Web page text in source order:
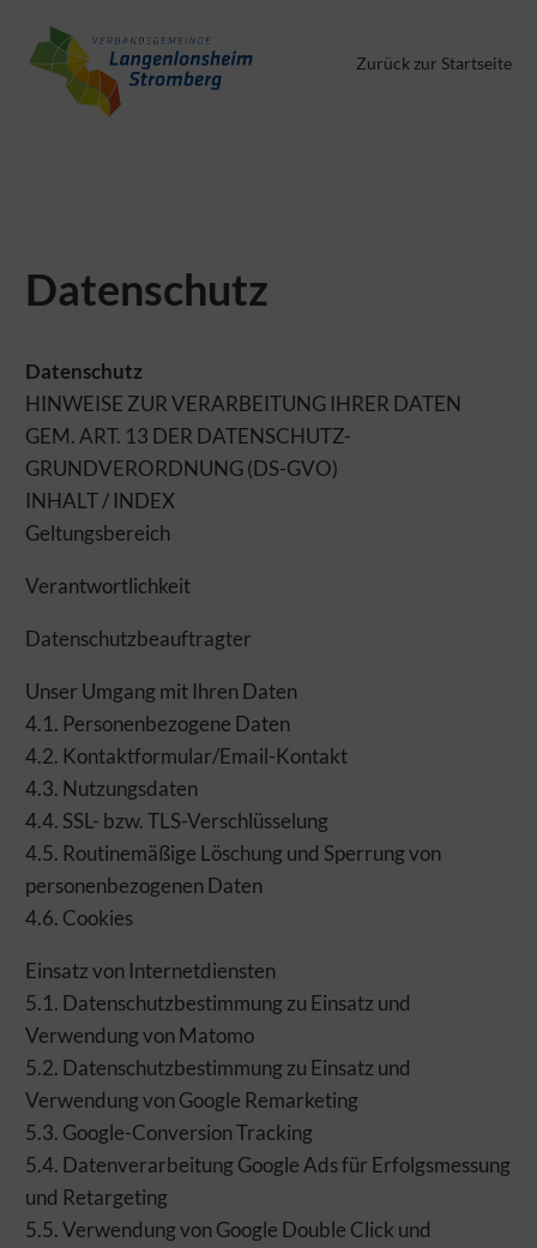
Zurück zur Startseite
Datenschutz
Datenschutz
HINWEISE ZUR VERARBEITUNG IHRER DATEN
GEM. ART. 13 DER DATENSCHUTZ-
GRUNDVERORDNUNG (DS-GVO)
INHALT / INDEX
Geltungsbereich
Verantwortlichkeit
Datenschutzbeauftragter
Unser Umgang mit Ihren Daten
4.1. Personenbezogene Daten
4.2. Kontaktformular/Email-Kontakt
4.3. Nutzungsdaten
4.4. SSL- bzw. TLS-Verschlüsselung
4.5. Routinemäßige Löschung und Sperrung von
personenbezogenen Daten
4.6. Cookies
Einsatz von Internetdiensten
5.1. Datenschutzbestimmung zu Einsatz und
Verwendung von Matomo
5.2. Datenschutzbestimmung zu Einsatz und
Verwendung von Google Remarketing
5.3. Google-Conversion Tracking
5.4. Datenverarbeitung Google Ads für Erfolgsmessung
und Retargeting
5.5. Verwendung von Google Double Click und